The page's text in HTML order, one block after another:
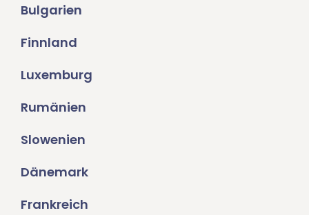
Bulgarien
Finnland
Luxemburg
Rumänien
Slowenien
Dänemark
Frankreich